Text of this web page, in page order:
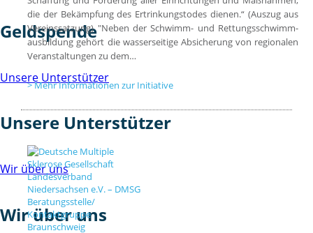
Geldspende
Unsere Unterstützer
Unsere Unterstützer
Wir über uns
Wir über uns
die der Bekämpfung des Ertrinkungstodes dienen.“ (Auszug aus
Vereinssatzung) "Neben der Schwimm- und Rettungsschwimm-
ausbildung gehört die wasserseitige Absicherung von regionalen
Veranstaltungen zu dem…
Mehr Informationen zur Initiative